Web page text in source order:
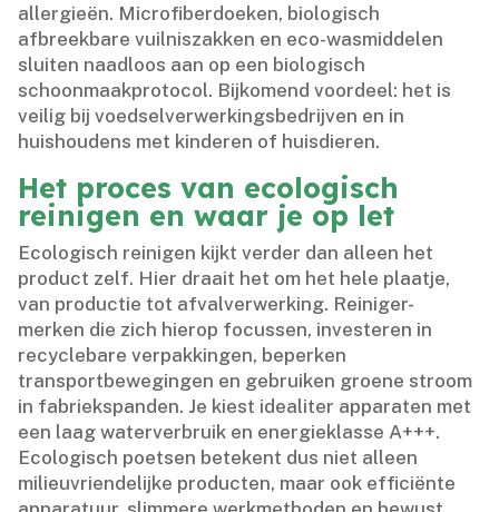
allergieën.​ Microfiberdoeken, biologisch
afbreekbare vuilniszakken en eco-wasmiddelen
sluiten naadloos aan op een biologisch
schoonmaakprotocol.​ Bijkomend voordeel: het is
veilig bij voedselverwerkingsbedrijven en in
huishoudens met kinderen of huisdieren.​
Het proces van ecologisch
reinigen en waar je op let
Ecologisch reinigen kijkt verder dan alleen het
product zelf.​ Hier draait het om het hele plaatje,
van productie tot afvalverwerking.​ Reiniger-
merken die zich hierop focussen, investeren in
recyclebare verpakkingen, beperken
transportbewegingen en gebruiken groene stroom
in fabriekspanden.​ Je kiest idealiter apparaten met
een laag waterverbruik en energieklasse A+++.​
Ecologisch poetsen betekent dus niet alleen
milieuvriendelijke producten, maar ook efficiënte